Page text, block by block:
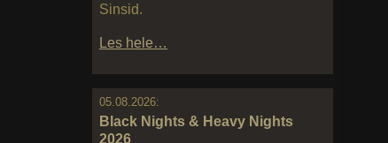
Sinsid.
Les hele…
05.08.2026:
Black Nights & Heavy Nights
2026